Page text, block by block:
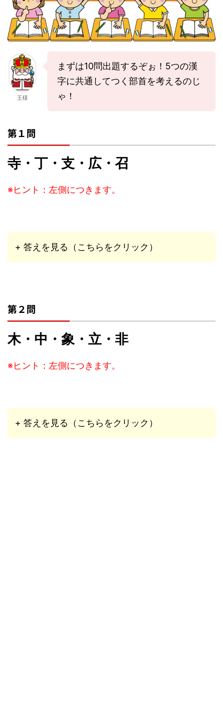
王様
まずは10問出題するぞぉ！5つの漢
字に共通してつく部首を考えるのじ
ゃ！
第１問
寺・丁・支・広・召
※ヒント：左側につきます。
+ 答えを見る（こちらをクリック）
第２問
木・中・象・立・非
※ヒント：左側につきます。
+ 答えを見る（こちらをクリック）